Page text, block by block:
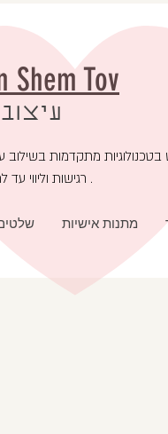
Shem Tov
רגישות וליווי עד לתוצאה מושלמת .
מתנות אישיות